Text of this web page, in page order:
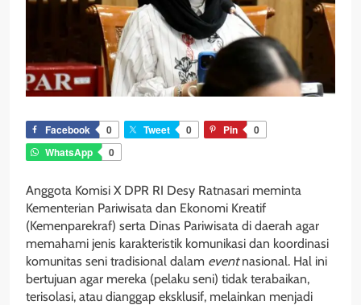
Facebook 0 Tweet 0 Pin
0
WhatsApp
0
Anggota Komisi X DPR RI Desy Ratnasari meminta
Kementerian Pariwisata dan Ekonomi Kreatif
(Kemenparekraf) serta Dinas Pariwisata di daerah agar
memahami jenis karakteristik komunikasi dan koordinasi
komunitas seni tradisional dalam eventnasional. Hal ini
bertujuan agar mereka (pelaku seni) tidak terabaikan,
terisolasi, atau dianggap eksklusif, melainkan menjadi